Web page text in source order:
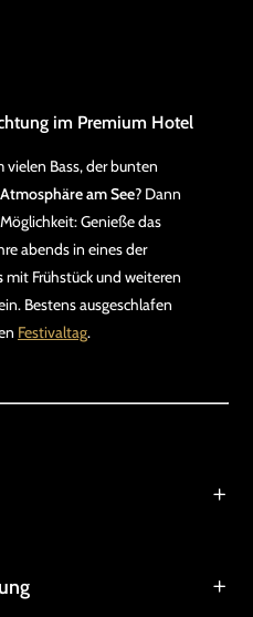
im Premium Hotel
Bass, der bunten
am See? Dann
Genieße das
abends in eines der
mit Frühstück und weiteren
Bestens ausgeschlafen
Festivaltag.